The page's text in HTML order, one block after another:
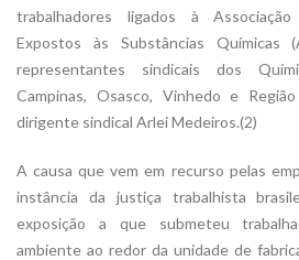
trabalhadores ligados à
Expostos às Substâncias Químicas
representantes sindicais dos
Campinas, Osasco, Vinhedo e
dirigente sindical Arlei Medeiros.(2)
A causa que vem em recurso pelas
instância da justiça trabalhista
exposição a que submeteu
ambiente ao redor da unidade de